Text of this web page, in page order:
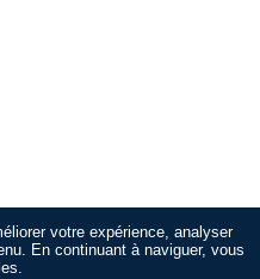
votre expérience, analyser
En continuant à naviguer, vous